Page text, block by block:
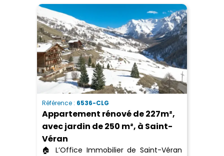
Référence : 6536-CLG
Appartement rénové de 227m²,
avec jardin de 250 m², à Saint-
Véran
🏠 L’Office Immobilier de Saint-Véran